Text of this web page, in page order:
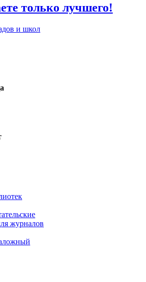
только лучшего!
и школ
журналов